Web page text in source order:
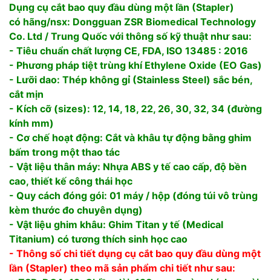
Dụng cụ cắt bao quy đầu dùng một lần (Stapler)
có hãng/nsx: Dongguan ZSR Biomedical Technology
Co. Ltd / Trung Quốc với thông số kỹ thuật như sau:
- Tiêu chuẩn chất lượng CE, FDA, ISO 13485 : 2016
- Phương pháp tiệt trùng khí Ethylene Oxide (EO Gas)
- Lưỡi dao: Thép không gỉ (Stainless Steel) sắc bén,
cắt mịn
- Kích cỡ (sizes): 12, 14, 18, 22, 26, 30, 32, 34 (đường
kính mm)
- Cơ chế hoạt động: Cắt và khâu tự động bằng ghim
bấm trong một thao tác
- Vật liệu thân máy: Nhựa ABS y tế cao cấp, độ bền
cao, thiết kế công thái học
- Quy cách đóng gói: 01 máy / hộp (đóng túi vô trùng
kèm thước đo chuyên dụng)
- Vật liệu ghim khâu: Ghim Titan y tế (Medical
Titanium) có tương thích sinh học cao
- Thông số chi tiết dụng cụ cắt bao quy đầu dùng một
lần (Stapler) theo mã sản phẩm chi tiết như sau: